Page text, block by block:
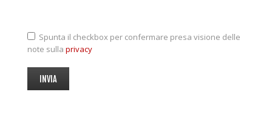
Spunta il checkbox per confermare presa visione delle
note sulla privacy